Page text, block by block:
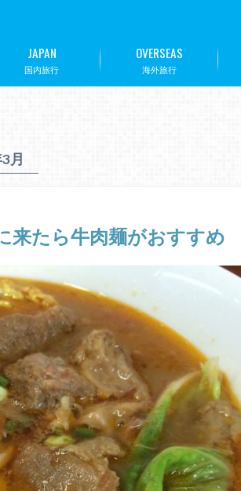
国内旅行
JAPAN
海外旅行
OVERSEAS
月
来たら牛肉麺がおすすめ